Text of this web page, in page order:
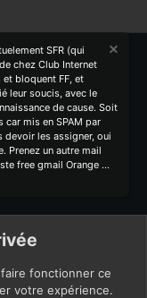
SFR (qui
chez Club Internet
bloquent FF, et
leur soucis, avec le
de cause. Soit
car mis en SPAM par
devoir les assigner, oui
Prenez un autre mail
free gmail Orange ...
fonctionner ce
votre expérience.